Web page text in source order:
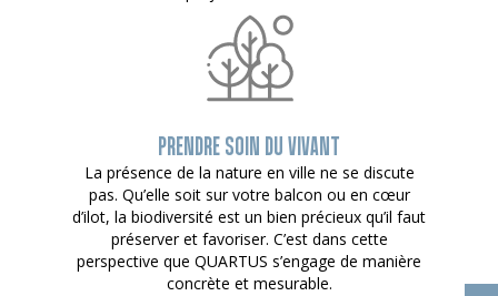
PRENDRE SOIN DU VIVANT
La présence de la nature en ville ne se discute
pas. Qu’elle soit sur votre balcon ou en cœur
d’ilot, la biodiversité est un bien précieux qu’il faut
préserver et favoriser. C’est dans cette
perspective que QUARTUS s’engage de manière
concrète et mesurable.